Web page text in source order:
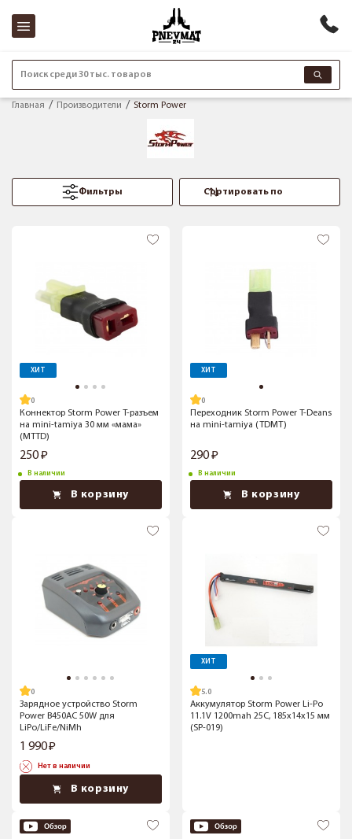
Поиск среди 30 тыс. товаров
Главная Производители Storm Power
Фильтры
ХИТ
Коннектор Storm Power T-разъем
на mini-tamiya 30 мм «мама»
(MTTD)
250
В наличии
В корзину
ХИТ
Переходник Storm Power T-Deans
на mini-tamiya (TDMT)
290
В наличии
В корзину
Зарядное устройство Storm
Power B450AC 50W для
LiPo/LiFe/NiMh
1 990
Нет в наличии
В корзину
ХИТ
5.0
Аккумулятор Storm Power Li-Po
11.1V 1200mah 25C, 185x14x15 мм
(SP-019)